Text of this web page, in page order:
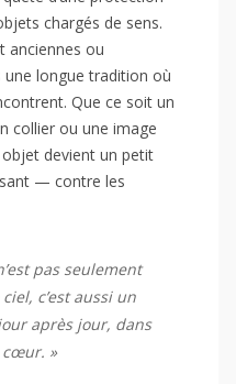
chargés de sens.
anciennes ou
une longue tradition où
Que ce soit un
collier ou une image
devient un petit
— contre les
pas seulement
c’est aussi un
après jour, dans
cœur. »